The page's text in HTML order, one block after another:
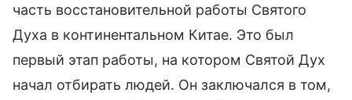
часть восстановительной работы Святого
Духа в континентальном Китае. Это был
первый этап работы, на котором Святой Дух
начал отбирать людей. Он заключался в том,